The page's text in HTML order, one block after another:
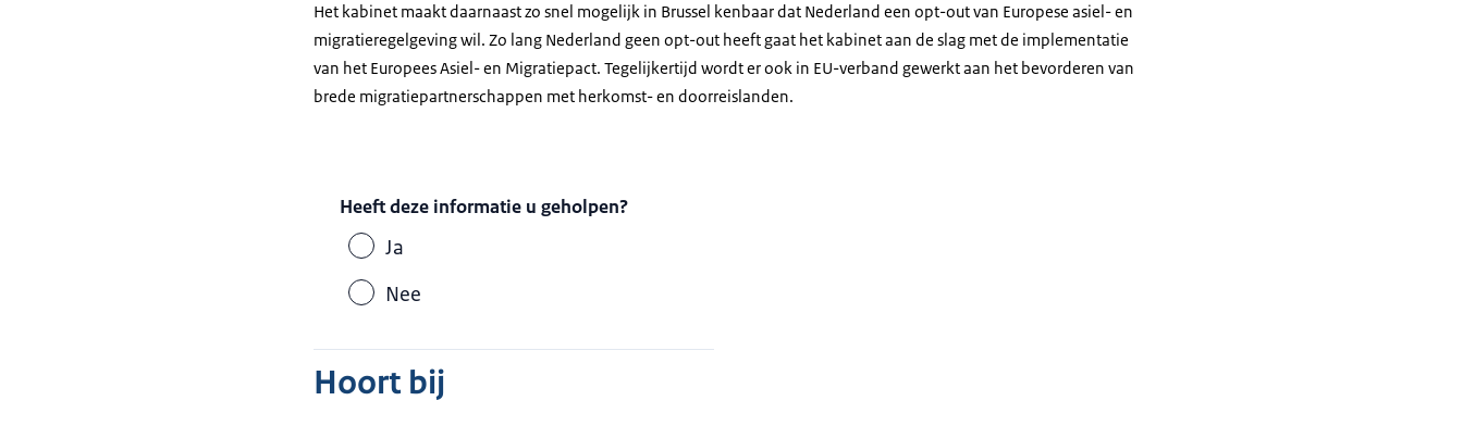
Het kabinet maakt daarnaast zo snel mogelijk in Brussel kenbaar dat Nederland een opt-out van Europese asiel- en
migratieregelgeving wil. Zo lang Nederland geen opt-out heeft gaat het kabinet aan de slag met de implementatie
van het Europees Asiel- en Migratiepact. Tegelijkertijd wordt er ook in EU-verband gewerkt aan het bevorderen van
brede migratiepartnerschappen met herkomst- en doorreislanden.
Heeft deze informatie u geholpen?
Ja
Nee
Hoort bij